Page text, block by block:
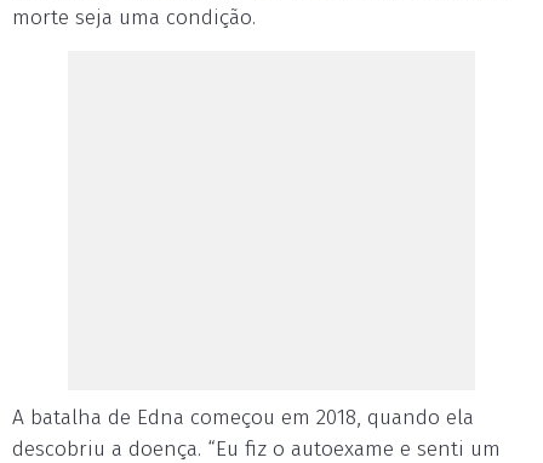
morte seja uma condição.
A batalha de Edna começou em 2018, quando ela
descobriu a doença. “Eu fiz o autoexame e senti um